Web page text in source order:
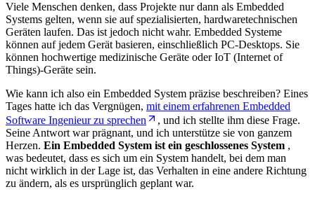
Viele Menschen denken, dass Projekte nur dann als Embedded
Systems gelten, wenn sie auf spezialisierten, hardwaretechnischen
Geräten laufen. Das ist jedoch nicht wahr. Embedded Systeme
können auf jedem Gerät basieren, einschließlich PC-Desktops. Sie
können hochwertige medizinische Geräte oder IoT (Internet of
Things)-Geräte sein.
Wie kann ich also ein Embedded System präzise beschreiben? Eines
Tages hatte ich das Vergnügen, mit einem erfahrenen Embedded
Software Ingenieur zu sprechen
, und ich stellte ihm diese Frage.
Seine Antwort war prägnant, und ich unterstütze sie von ganzem
Herzen. Ein Embedded System ist ein geschlossenes System ,
was bedeutet, dass es sich um ein System handelt, bei dem man
nicht wirklich in der Lage ist, das Verhalten in eine andere Richtung
zu ändern, als es ursprünglich geplant war.